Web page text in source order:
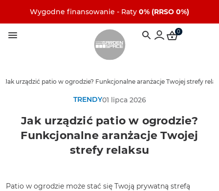
Wygodne finansowanie - Raty 0% (RRSO 0%)
0
Jak urządzić patio w ogrodzie? Funkcjonalne aranżacje Twojej strefy
TRENDY01 lipca 2026
Jak urządzić patio w ogrodzie?
Funkcjonalne aranżacje Twojej
strefy relaksu
Patio w ogrodzie może stać się Twoją prywatną strefą